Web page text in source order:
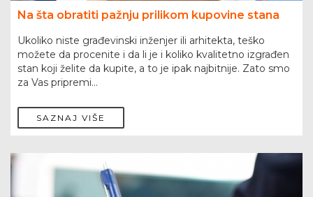
Na šta obratiti pažnju prilikom kupovine stana
Ukoliko niste građevinski inženjer ili arhitekta, teško
možete da procenite i da li je i koliko kvalitetno izgrađen
stan koji želite da kupite, a to je ipak najbitnije. Zato smo
za Vas pripremi...
SAZNAJ VIŠE